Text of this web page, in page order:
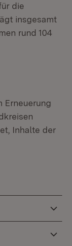
die
insgesamt
rund 104
Erneuerung
Inhalte der